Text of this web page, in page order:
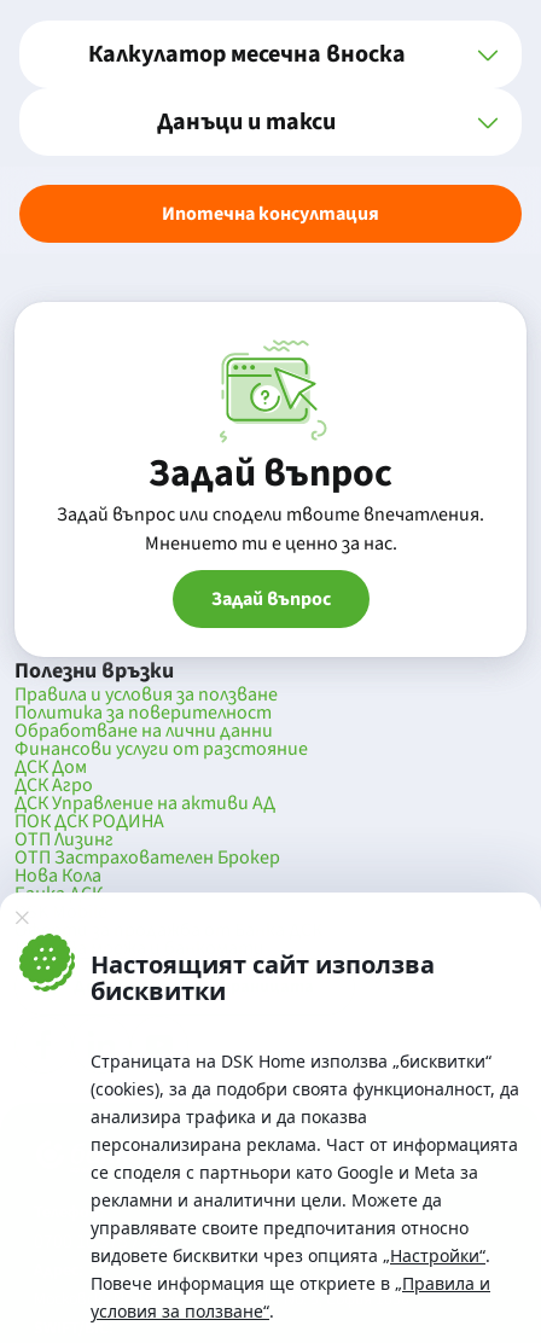
Настоящият сайт използва
бисквитки
Страницата на DSK Home използва „бисквитки“
(cookies), за да подобри своята функционалност, да
анализира трафика и да показва
персонализирана реклама. Част от информацията
се споделя с партньори като Google и Meta за
рекламни и аналитични цели. Можете да
управлявате своите предпочитания относно
видовете бисквитки чрез опцията „Настройки“.
Повече информация ще откриете в „Правила и
условия за ползване“.
Калкулатор месечна вноска
Данъци и такси
Ипотечна консултация
Задай въпрос
Задай въпрос или сподели твоите впечатления.
Mнението ти е ценно за нас.
Задай въпрос
Полезни връзки
Правила и условия за ползване
Политика за поверителност
Обработване на лични данни
Финансови услуги от разстояние
ДСК Дом
ДСК Агро
ДСК Управление на активи АД
ПОК ДСК РОДИНА
ОТП Лизинг
ОТП Застрахователен Брокер
Нова Кола
Банка ДСК
DSK Mobile
Оферти за продажба от Банка ДСК
Клонова мрежа и банкомати
До началото на страницата
Телефон:
0700 10 375 / *2375
Московска No.19 / ул. Г. Бенковски No. 5, София 1036
SWIFT/BIC: